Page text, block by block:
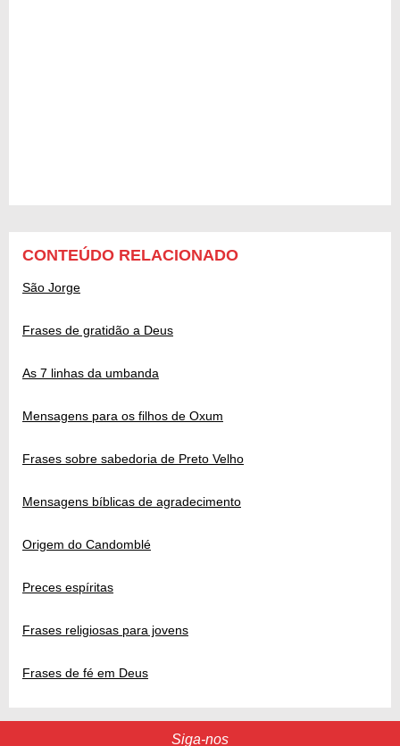
CONTEÚDO RELACIONADO
São Jorge
Frases de gratidão a Deus
As 7 linhas da umbanda
Mensagens para os filhos de Oxum
Frases sobre sabedoria de Preto Velho
Mensagens bíblicas de agradecimento
Origem do Candomblé
Preces espíritas
Frases religiosas para jovens
Frases de fé em Deus
Siga-nos